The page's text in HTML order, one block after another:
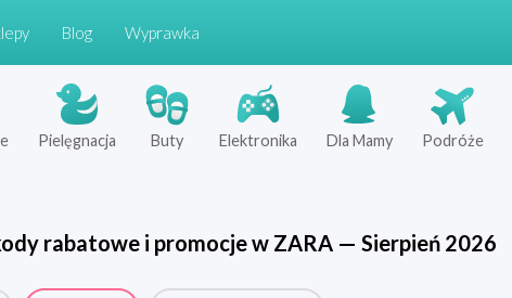
Blog Wyprawka
Pielęgnacja Buty Elektronika Dla Mamy Podróże
rabatowe i promocje w ZARA— Sierpień 2026